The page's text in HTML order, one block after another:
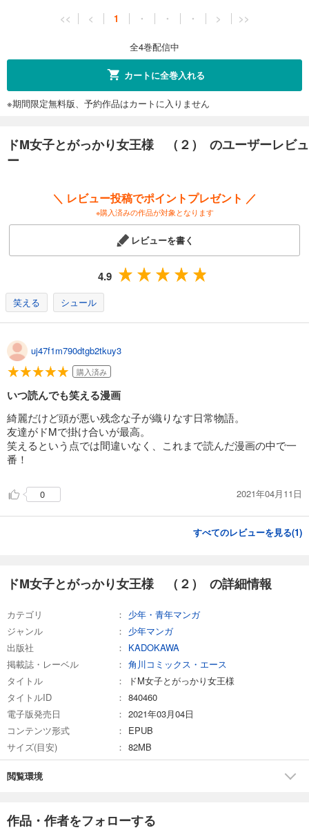
<< < 1 ・ ・ ・ > >>
全4巻配信中
カートに全巻入れる
※期間限定無料版、予約作品はカートに入りません
ドM女子とがっかり女王様 （２） のユーザーレビュ
ー
＼ レビュー投稿でポイントプレゼント ／
※購入済みの作品が対象となります
レビューを書く
4.9
笑える シュール
uj47f1m790dtgb2tkuy3
購入済み
いつ読んでも笑える漫画
綺麗だけど頭が悪い残念な子が織りなす日常物語。
友達がドMで掛け合いが最高。
笑えるという点では間違いなく、これまで読んだ漫画の中で一
番！
0 2021年04月11日
すべてのレビューを見る(1)
ドM女子とがっかり女王様 （２） の詳細情報
カテゴリ
少年・青年マンガ
ジャンル
少年マンガ
出版社
KADOKAWA
掲載誌・レーベル
角川コミックス・エース
タイトル
ドM女子とがっかり女王様
タイトルID
840460
電子版発売日
2021年03月04日
コンテンツ形式
EPUB
サイズ(目安)
82MB
閲覧環境
作品・作者をフォローする